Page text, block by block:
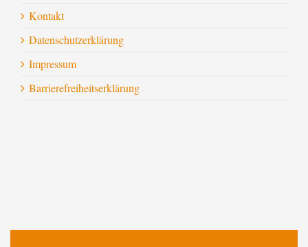
Kontakt
Datenschutzerklärung
Impressum
Barrierefreiheitserklärung